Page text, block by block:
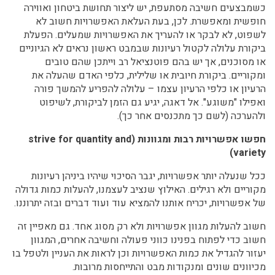
כשמבצעים חשיבה מסתעפת, יש ליצור תחושת ביטחון ואווירה
חופשית ומאפשרת. לכן, בעת העלאת האפשרויות חשוב לא
לשפוט, לא לבקר או להעריך את האפשרויות שמעלים. הפעלת
ביקורת עלולה לקטול רעיונות שבמבט ראשון נראים לא הגיוניים
או מסוכנים, אך יש בהם פוטנציאל רב וייתכן שהם טובים
ומקוריים. ביקורת חיובית או שלילית, כלפי האדם שהעלה את
הרעיון או כלפי הרעיון עצמו – עלולה להפריע להמשך פורה
ואפילו "משוגע". אל דאגה, יגיע גם הזמן לביקורת, לשיפוט
ולהערכה (לשם כך מתכנסים אחר כך).
חפשו אפשרויות רבות ומגוונות (strive for quantity and
variety)
ככל שנעלה יותר אפשרויות, יגבר הסיכוי שיהיו ביניהן רעיונות
מקוריים ולא רגילים. האילוץ שנציב לעצמנו, להעלות כמות גדולה
של אפשרויות, יכריח אותנו להמציא עוד ועוד דברים ובזה יתרוננו.
חשוב להעלות מגוון אפשרויות ולא רק מסוג אחד. גם מאפיין זה
חשוב כדי לפתוח בפנינו כווני פעולה וחשיבה אחרים, המגוון
יעזור להגדיל את כמות האפשרויות וכן לראות את העניין ולטפל בו
מכיוונים שונים ומנקודות מבט והתייחסות מרובות.